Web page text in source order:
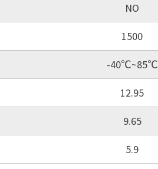
NO
1500
-40℃~85℃
12.95
9.65
5.9